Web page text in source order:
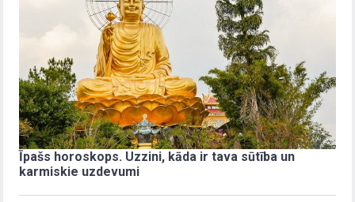
Īpašs horoskops. Uzzini, kāda ir tava sūtība un
karmiskie uzdevumi